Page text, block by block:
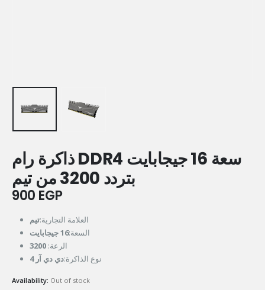
ذاكرة رام DDR4 سعة 16 جيجابايت
بتردد 3200 من تيم
900 EGP
العلامة التجارية:تيم
السعة:16 جيجابايت
الرعة:3200
نوع الذاكرة:دي دي آر 4
Availability: Out of stock